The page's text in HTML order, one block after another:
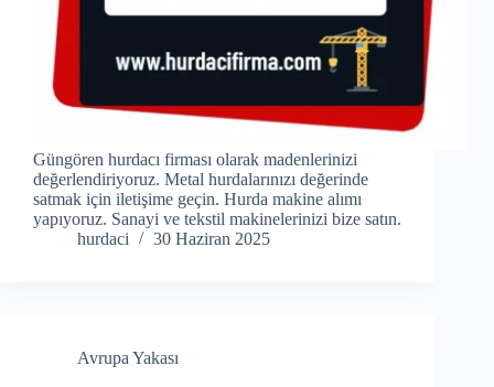
Güngören hurdacı firması olarak madenlerinizi
değerlendiriyoruz. Metal hurdalarınızı değerinde
satmak için iletişime geçin. Hurda makine alımı
yapıyoruz. Sanayi ve tekstil makinelerinizi bize satın.
hurdaci
30 Haziran 2025
Avrupa Yakası